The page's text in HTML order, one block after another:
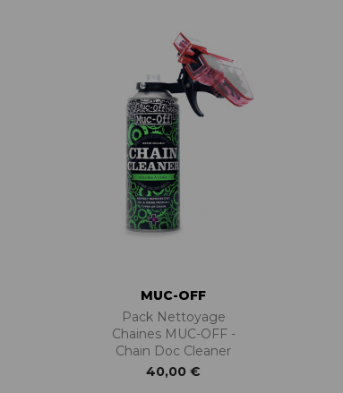
DISQUES
ÉTRIERS
FREINS COMPLETS
LIQUIDES DE FREIN
MAÎTRE CYLINDRE
PATINS/PLAQUETTES
PIÈCES DÉT./ACCESSOIRES
PIÈCES RÉP./ENTRETIEN
ACCESSOIRES/PIÈCES DÉT.
MUC-OFF
Pack Nettoyage
Chaines MUC-OFF -
Chain Doc Cleaner
40,00 €